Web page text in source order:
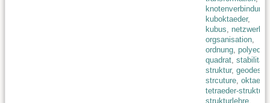
knotenverbindung
kuboktaeder,
kubus, netzwerk
orgsanisation,
ordnung, polyeder
quadrat, stabilitaet
struktur, geodesic
strcuture,
tetraeder-struktur
strukturlehre,